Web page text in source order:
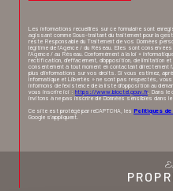
Les informations recueillies sur ce formulaire sont
agissant comme Sous-traitant du traitement pour la
reste Responsable du Traitement de vos Données
légitime de l'Agence / du Réseau. Elles sont
l'Agence / au Réseau. Conformément à la loi «
rectification, d’effacement, d’opposition, de limitation
consentement à tout moment en contactant directement
plus d’informations sur vos droits. Si vous estimez,
Informatique et Libertés » ne sont pas respectés, vous
informons de l’existence de la liste d'opposition au
vous inscrire ici : https://www.bloctel.gouv.fr. Dans le
invitons à ne pas inscrire de Données sensibles dans
Ce site est protégé par reCAPTCHA, les Politiques
Google s'appliquent.